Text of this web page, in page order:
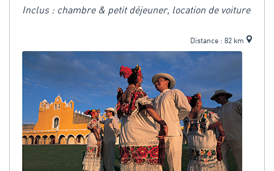
Inclus : chambre & petit déjeuner, location de voiture
Distance : 82 km